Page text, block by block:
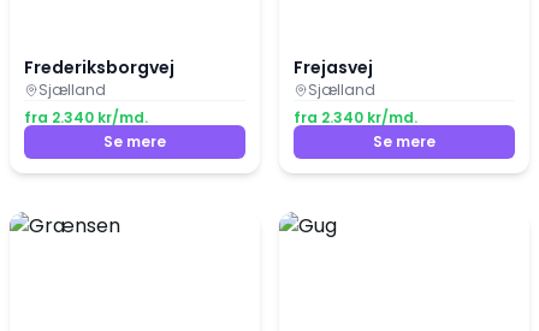
Frederiksborgvej
Sjælland
fra 2.340 kr/md.
Se mere
Frejasvej
Sjælland
fra 2.340 kr/md.
Se mere